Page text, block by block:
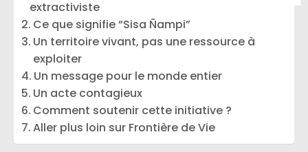
beauté
extractiviste
Ce que signifie “Sisa Ñampi”
Un territoire vivant, pas une ressource à
exploiter
Un message pour le monde entier
Un acte contagieux
Comment soutenir cette initiative ?
Aller plus loin sur Frontière de Vie